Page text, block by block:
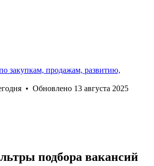
закупкам, продажам, развитию,
• Обновлено 13 августа 2025
подбора вакансий